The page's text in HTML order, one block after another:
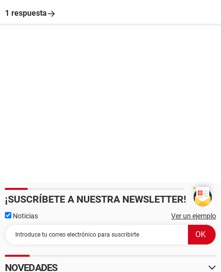
1 respuesta
¡SUSCRÍBETE A NUESTRA NEWSLETTER!
Noticias Ver un ejemplo
NOVEDADES